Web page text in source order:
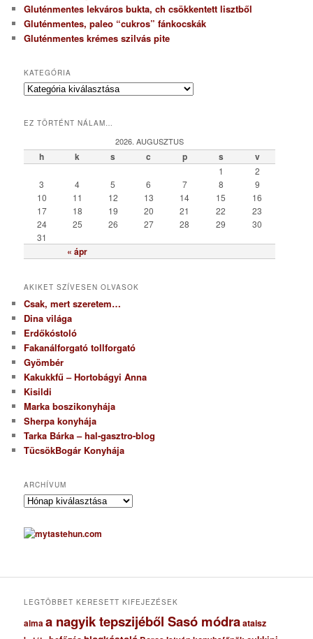
Gluténmentes lekváros bukta, ch csökkentett lisztből
Gluténmentes, paleo “cukros” fánkocskák
Gluténmentes krémes szilvás pite
KATEGÓRIA
K
e
r
EZ TÖRTÉNT NÁLAM…
2026. AUGUSZTUS
h k s c p s v
« ápr
1
2
3
4 5 6 7 8
9
10
11 12 13 14 15
16
17
18 19 20 21 22
23
24
25 26 27 28 29
30
31
AKIKET SZÍVESEN OLVASOK
Csak, mert szeretem…
Dina világa
Erdőkóstoló
Fakanálforgató tollforgató
Gyömbér
Kakukkfű – Hortobágyi Anna
Kisildi
Marka boszikonyhája
Sherpa konyhája
Tarka Bárka – hal-gasztro-blog
TücsökBogár Konyhája
ARCHÍVUM
A
c
h
u
LEGTÖBBET KERESETT KIFEJEZÉSEK
almaa nagyik tepszijéből Sasó módraataisz